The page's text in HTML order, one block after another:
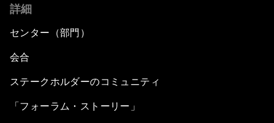
詳細
センター（部門）
会合
ステークホルダーのコミュニティ
「フォーラム・ストーリー」